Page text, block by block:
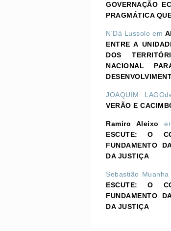
GOVERNAÇÃO
PRAGMÁTICA
N'Dá Lussolo em
ENTRE A
DOS
NACIONAL
JOAQUIM
VERÃO E
Ramiro Aleixo
ESCUTE: O
FUNDAMENTO
DA JUSTIÇA
Sebastião Muanha
ESCUTE: O
FUNDAMENTO
DA JUSTIÇA